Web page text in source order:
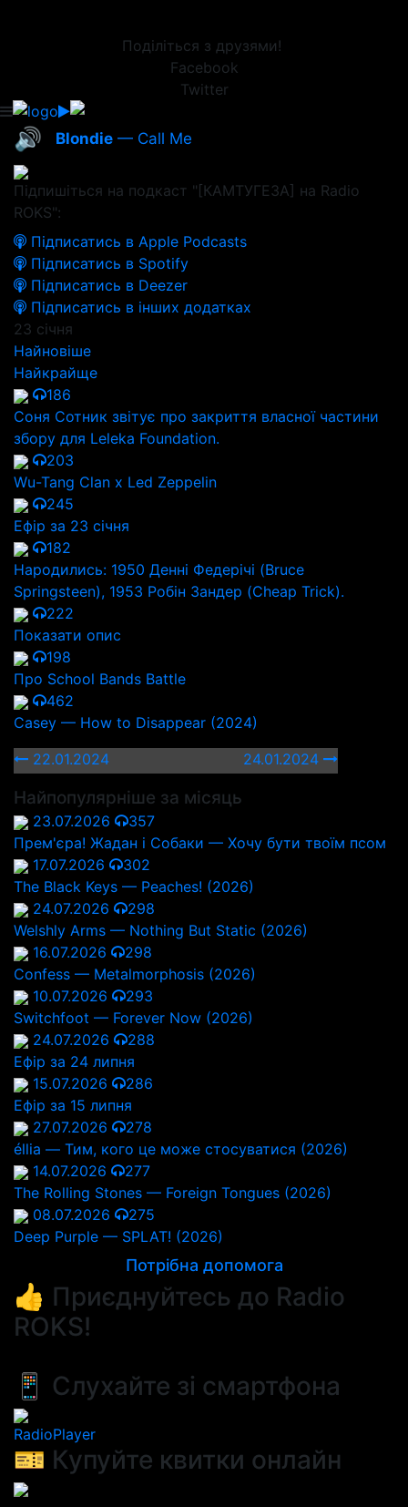
Поділіться з друзями!
Facebook
Twitter
🔊 Blondie — Call Me
Підпишіться на подкаст "[КАМТУГЕЗА] на Radio
ROKS":
Підписатись в Apple Podcasts
Підписатись в Spotify
Підписатись в Deezer
Підписатись в інших додатках
23 січня
Найновіше
Найкрайще
186
Соня Сотник звітує про закриття власної частини
збору для Leleka Foundation.
203
Wu-Tang Clan x Led Zeppelin
245
Ефір за 23 січня
182
Народились: 1950 Денні Федерічі (Bruce
Springsteen), 1953 Робін Зандер (Cheap Trick).
222
Показати опис
198
Про School Bands Battle
462
Casey — How to Disappear (2024)
22.01.2024
24.01.2024
Найпопулярніше за місяць
23.07.2026
357
Прем'єра! Жадан і Собаки — Хочу бути твоїм псом
17.07.2026
302
The Black Keys — Peaches! (2026)
24.07.2026
298
Welshly Arms — Nothing But Static (2026)
16.07.2026
298
Confess — Metalmorphosis (2026)
10.07.2026
293
Switchfoot — Forever Now (2026)
24.07.2026
288
Ефір за 24 липня
15.07.2026
286
Ефір за 15 липня
27.07.2026
278
éllia — Тим, кого це може стосуватися (2026)
14.07.2026
277
The Rolling Stones — Foreign Tongues (2026)
08.07.2026
275
Deep Purple — SPLAT! (2026)
Потрібна допомога
👍 Приєднуйтесь до Radio
ROKS!
📱 Слухайте зі смартфона
RadioPlayer
🎫 Купуйте квитки онлайн